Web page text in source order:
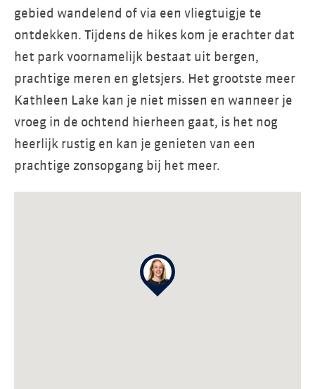
gebied wandelend of via een vliegtuigje te
ontdekken. Tijdens de hikes kom je erachter dat
het park voornamelijk bestaat uit bergen,
prachtige meren en gletsjers. Het grootste meer
Kathleen Lake kan je niet missen en wanneer je
vroeg in de ochtend hierheen gaat, is het nog
heerlijk rustig en kan je genieten van een
prachtige zonsopgang bij het meer.